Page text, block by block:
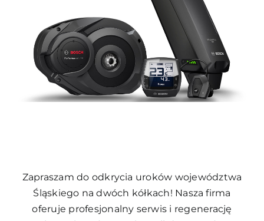
Zapraszam do odkrycia uroków województwa
Śląskiego na dwóch kółkach! Nasza firma
oferuje profesjonalny serwis i regenerację